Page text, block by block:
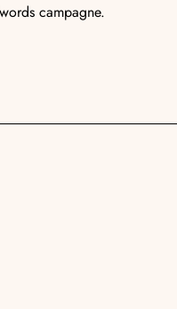
campagne.